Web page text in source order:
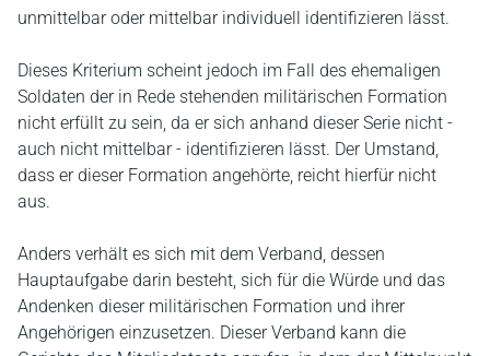
unmittelbar oder mittelbar individuell identifizieren lässt.
Dieses Kriterium scheint jedoch im Fall des ehemaligen
Soldaten der in Rede stehenden militärischen Formation
nicht erfüllt zu sein, da er sich anhand dieser Serie nicht -
auch nicht mittelbar - identifizieren lässt. Der Umstand,
dass er dieser Formation angehörte, reicht hierfür nicht
aus.
Anders verhält es sich mit dem Verband, dessen
Hauptaufgabe darin besteht, sich für die Würde und das
Andenken dieser militärischen Formation und ihrer
Angehörigen einzusetzen. Dieser Verband kann die